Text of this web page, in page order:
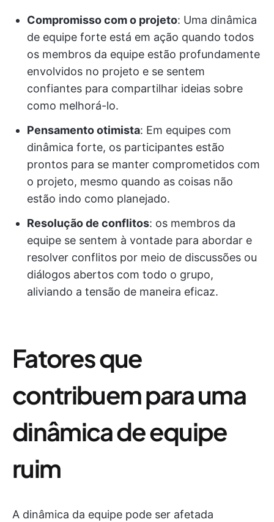
Compromisso com o projeto: Uma dinâmica
de equipe forte está em ação quando todos
os membros da equipe estão profundamente
envolvidos no projeto e se sentem
confiantes para compartilhar ideias sobre
como melhorá-lo.
Pensamento otimista: Em equipes com
dinâmica forte, os participantes estão
prontos para se manter comprometidos com
o projeto, mesmo quando as coisas não
estão indo como planejado.
Resolução de conflitos: os membros da
equipe se sentem à vontade para abordar e
resolver conflitos por meio de discussões ou
diálogos abertos com todo o grupo,
aliviando a tensão de maneira eficaz.
Fatores que
contribuem para uma
dinâmica de equipe
ruim
A dinâmica da equipe pode ser afetada